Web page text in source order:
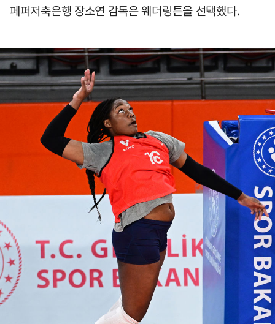
페퍼저축은행 장소연 감독은 웨더링튼을 선택했다.